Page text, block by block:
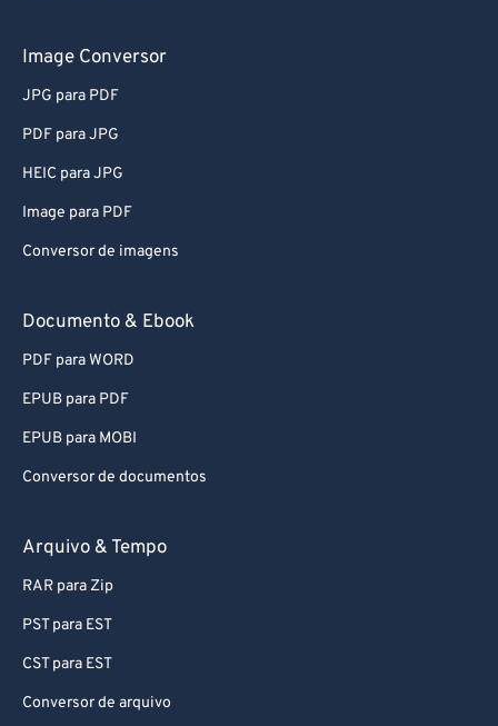
Image Conversor
JPG para PDF
PDF para JPG
HEIC para JPG
Image para PDF
Conversor de imagens
Documento & Ebook
PDF para WORD
EPUB para PDF
EPUB para MOBI
Conversor de documentos
Arquivo & Tempo
RAR para Zip
PST para EST
CST para EST
Conversor de arquivo